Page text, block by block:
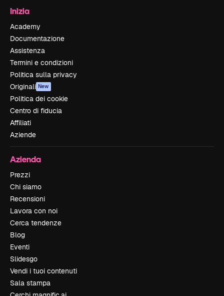
Inizia
Academy
Documentazione
Assistenza
Termini e condizioni
Politica sulla privacy
Originali New
Politica dei cookie
Centro di fiducia
Affiliati
Aziende
Azienda
Prezzi
Chi siamo
Recensioni
Lavora con noi
Cerca tendenze
Blog
Eventi
Slidesgo
Vendi i tuoi contenuti
Sala stampa